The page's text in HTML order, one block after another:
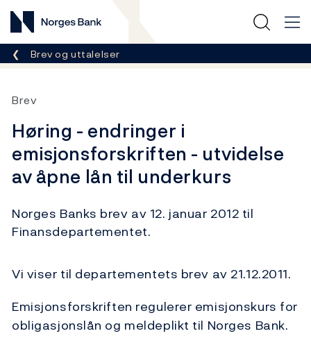
Norges Bank
Her er du nå:
Brev og uttalelser
Brev
Høring - endringer i
emisjonsforskriften - utvidelse
av åpne lån til underkurs
Norges Banks brev av 12. januar 2012 til
Finansdepartementet.
Vi viser til departementets brev av 21.12.2011.
Emisjonsforskriften regulerer emisjonskurs for
obligasjonslån og meldeplikt til Norges Bank.